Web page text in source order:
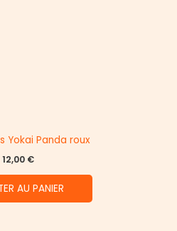
Yokai Panda roux
12,00 €
AU PANIER